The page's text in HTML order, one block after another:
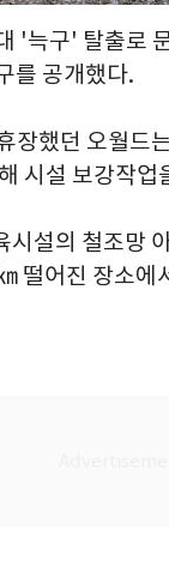
'늑구' 탈출로
를 공개했다.
장했던 오월드
시설 보강작
시설의 철조망
떨어진 장소